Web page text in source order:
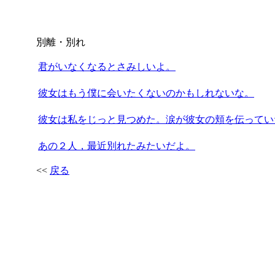
別離・別れ
君がいなくなるとさみしいよ。
彼女はもう僕に会いたくないのかもしれないな。
彼女は私をじっと見つめた。涙が彼女の頬を伝って
あの２人，最近別れたみたいだよ。
<< 戻る